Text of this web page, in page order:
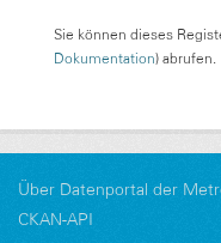
Sie können dieses
Dokumentation) abrufen.
Über Datenportal der
CKAN-API